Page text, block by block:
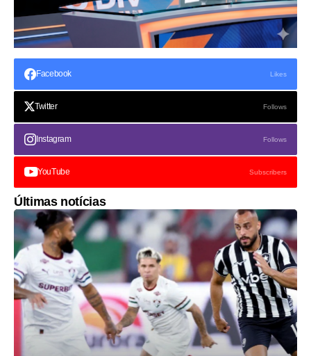
Facebook Likes
Twitter Follows
Instagram Follows
YouTube Subscribers
Últimas notícias